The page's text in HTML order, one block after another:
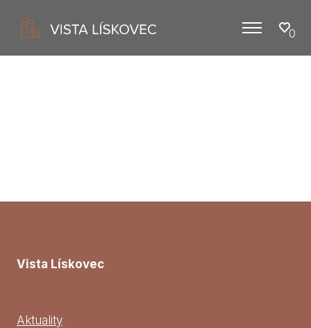
Menu 0
Vista Lískovec
Aktuality